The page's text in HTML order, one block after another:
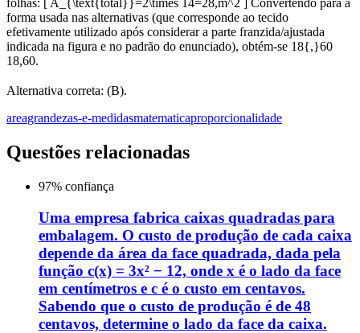
folhas: [ A_{\text{total}}=2\times 14=28,m^2 ] Convertendo para a
forma usada nas alternativas (que corresponde ao tecido
efetivamente utilizado após considerar a parte franzida/ajustada
indicada na figura e no padrão do enunciado), obtém-se 18{,}60
18,60.
Alternativa correta: (B).
areagrandezas-e-medidasmatematicaproporcionalidade
Questões relacionadas
97% confiança
Uma empresa fabrica caixas quadradas para
embalagem. O custo de produção de cada caixa
depende da área da face quadrada, dada pela
função c(x) = 3x² − 12, onde x é o lado da face
em centímetros e c é o custo em centavos.
Sabendo que o custo de produção é de 48
centavos, determine o lado da face da caixa.